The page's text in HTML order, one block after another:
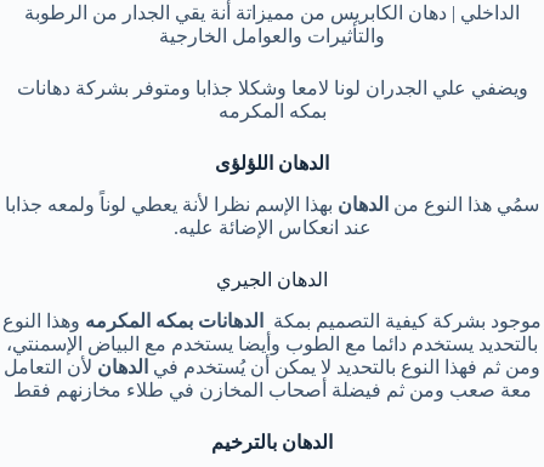
الداخلي | دهان الكابريس من مميزاتة أنة يقي الجدار من الرطوبة
والتأثيرات والعوامل الخارجية
ويضفي علي الجدران لونا لامعا وشكلا جذابا ومتوفر بشركة دهانات
بمكه المكرمه
الدهان اللؤلؤى
سمُي هذا النوع من الدهان بهذا الإسم نظرا لأنة يعطي لوناً ولمعه جذابا
عند انعكاس الإضائة عليه.
الدهان الجيري
موجود بشركة كيفية التصميم بمكة
الدهانات بمكه المكرمه وهذا النوع
بالتحديد يستخدم دائما مع الطوب وأيضا يستخدم مع البياض الإسمنتي،
ومن ثم فهذا النوع بالتحديد لا يمكن أن يُستخدم في الدهان لأن التعامل
معة صعب ومن ثم فيضلة أصحاب المخازن في طلاء مخازنهم فقط
الدهان بالترخيم